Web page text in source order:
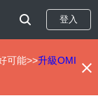
登入
可能>>升級OMI